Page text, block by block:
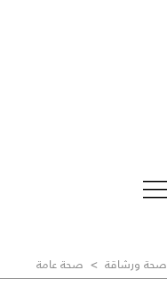
صحة ورشاقة > صحة عامة